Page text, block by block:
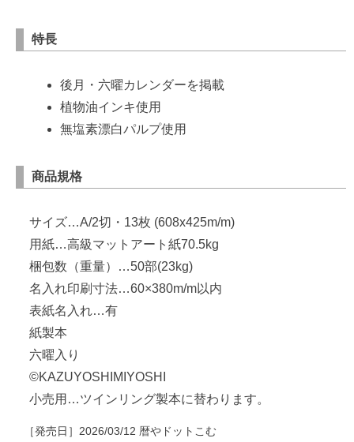
特長
後月・六曜カレンダーを掲載
植物油インキ使用
無塩素漂白パルプ使用
商品規格
サイズ…A/2切・13枚 (608x425m/m)
用紙…高級マットアート紙70.5kg
梱包数（重量）…50部(23kg)
名入れ印刷寸法…60×380m/m以内
表紙名入れ…有
紙製本
六曜入り
©KAZUYOSHIMIYOSHI
小売用…ツインリング製本に替わります。
［発売日］ 2026/03/12 暦やドットこむ